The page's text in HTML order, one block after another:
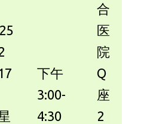
下午
3:00-
4:30
合
医
院
Q
座
2